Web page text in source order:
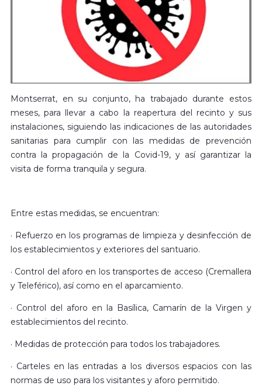
Montserrat, en su conjunto, ha trabajado durante estos
meses, para llevar a cabo la reapertura del recinto y sus
instalaciones, siguiendo las indicaciones de las autoridades
sanitarias para cumplir con las medidas de prevención
contra la propagación de la Covid-19, y así garantizar la
visita de forma tranquila y segura.
Entre estas medidas, se encuentran:
· Refuerzo en los programas de limpieza y desinfección de
los establecimientos y exteriores del santuario.
· Control del aforo en los transportes de acceso (Cremallera
y Teleférico), así como en el aparcamiento.
· Control del aforo en la Basílica, Camarín de la Virgen y
establecimientos del recinto.
· Medidas de protección para todos los trabajadores.
· Carteles en las entradas a los diversos espacios con las
normas de uso para los visitantes y aforo permitido.